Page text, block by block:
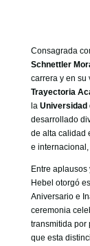
Consagrada
Schnettler
carrera y en su
Trayectoria
la Universidad
desarrollado
de alta calidad
e
Entre
Hebel otorgó
Aniversario e
ceremonia
transmitida por
que esta